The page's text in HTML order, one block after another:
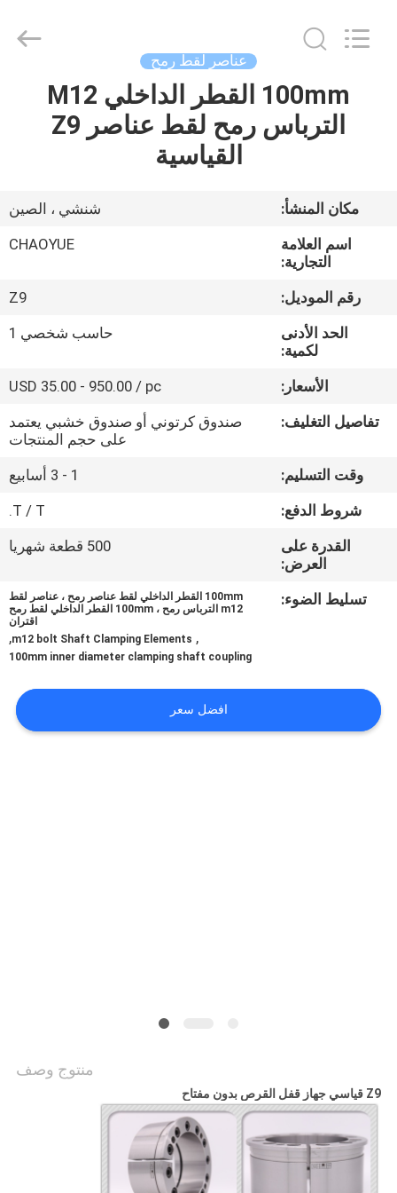
الصفحة
الرئيسية
معلومات
جولة
المعمل
الجودة
اتصل
أخبار
اطلب
Clutch
عناصر لقط رمح
100mm القطر الداخلي M12
الترباس رمح لقط عناصر Z9
القياسية
مكان المنشأ:
شنشي ، الصين
اسم العلامة
التجارية:
CHAOYUE
رقم الموديل:
Z9
الحد الأدنى
لكمية:
حاسب شخصي 1
الأسعار:
USD 35.00 - 950.00 / pc
تفاصيل التغليف:
صندوق كرتوني أو صندوق خشبي يعتمد
على حجم المنتجات
وقت التسليم:
1 - 3 أسابيع
شروط الدفع:
T / T.
القدرة على
العرض:
500 قطعة شهريا
تسليط الضوء:
100mm القطر الداخلي لقط عناصر رمح ، عناصر لقط
m12 الترباس رمح ، 100mm القطر الداخلي لقط رمح
اقتران
,
m12 bolt Shaft Clamping Elements
,
100mm inner diameter clamping shaft coupling
افضل سعر
منتوج وصف
Z9 قياسي جهاز قفل القرص بدون مفتاح